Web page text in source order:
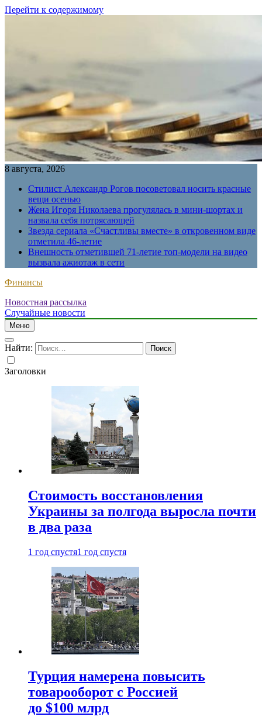
Перейти к содержимому
8 августа, 2026
Стилист Александр Рогов посоветовал носить красные
вещи осенью
Жена Игоря Николаева прогулялась в мини-шортах и
назвала себя потрясающей
Звезда сериала «Счастливы вместе» в откровенном виде
отметила 46-летие
Внешность отметившей 71-летие топ-модели на видео
вызвала ажиотаж в сети
Финансы
Новостная рассылка
Случайные новости
Меню
Найти:
Заголовки
Стоимость восстановления
Украины за полгода выросла почти
в два раза
1 год спустя1 год спустя
Турция намерена повысить
товарооборот с Россией
до $100 млрд